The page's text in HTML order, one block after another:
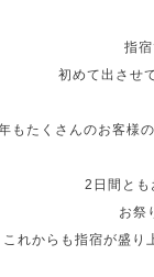
指
初めて出させ
もたくさんのお客様
2日間と
お祭
これからも指宿が盛り